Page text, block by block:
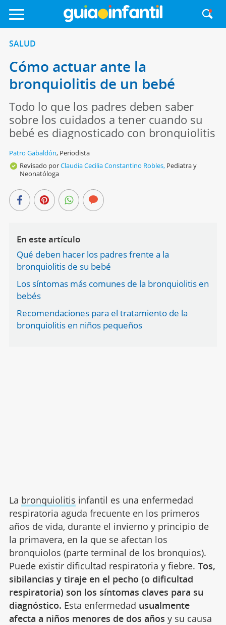
SALUD
Cómo actuar ante la
bronquiolitis de un bebé
Todo lo que los padres deben saber
sobre los cuidados a tener cuando su
bebé es diagnosticado con bronquiolitis
Patro Gabaldón, Periodista
Revisado porClaudia Cecilia Constantino Robles, Pediatra y
Neonatóloga
En este artículo
Qué deben hacer los padres frente a la
bronquiolitis de su bebé
Los síntomas más comunes de la bronquiolitis en
bebés
Recomendaciones para el tratamiento de la
bronquiolitis en niños pequeños
La bronquiolitis infantil es una enfermedad
respiratoria aguda frecuente en los primeros
años de vida, durante el invierno y principio de
la primavera, en la que se afectan los
bronquiolos (parte terminal de los bronquios).
Puede existir dificultad respiratoria y fiebre. Tos,
sibilancias y tiraje en el pecho (o dificultad
respiratoria) son los síntomas claves para su
diagnóstico. Esta enfermedad usualmente
afecta a niños menores de dos años y su causa